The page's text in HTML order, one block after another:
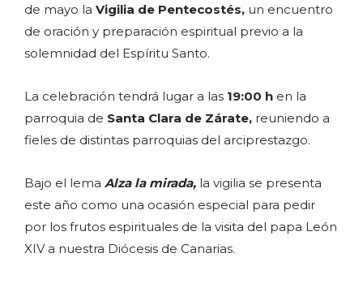
de mayo la Vigilia de Pentecostés, un encuentro
de oración y preparación espiritual previo a la
solemnidad del Espíritu Santo.
La celebración tendrá lugar a las 19:00 h en la
parroquia de Santa Clara de Zárate, reuniendo a
fieles de distintas parroquias del arciprestazgo.
Bajo el lema Alza la mirada, la vigilia se presenta
este año como una ocasión especial para pedir
por los frutos espirituales de la visita del papa León
XIV a nuestra Diócesis de Canarias.